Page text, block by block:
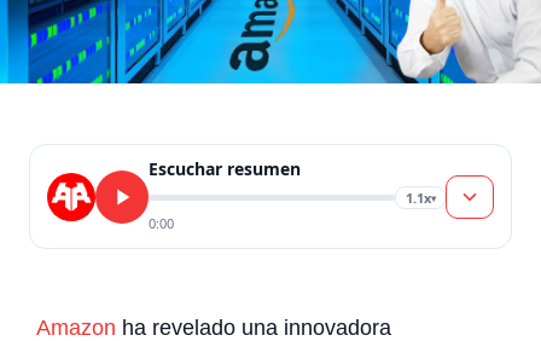
Escuchar resumen
1.1x▾
0:00
Amazon ha revelado una innovadora